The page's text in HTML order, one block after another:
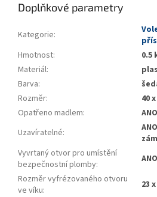
Doplňkové parametry
Kategorie:
Hmotnost:
0.5
Materiál:
Barva:
Rozměr:
40
Opatřeno madlem:
ANO
Uzavíratelné:
Vyvrtaný otvor pro umístění
bezpečnostní plomby:
ANO
Rozměr vyfrézovaného otvoru
ve víku: 23